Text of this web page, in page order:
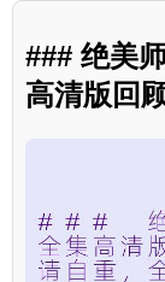
### 绝美
高清版回